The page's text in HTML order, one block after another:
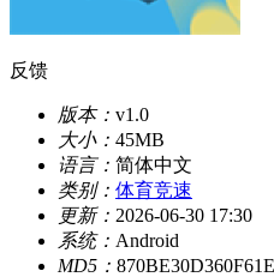
反馈
版本： v1.0
大小： 45MB
语言： 简体中文
类别： 体育竞速
更新： 2026-06-30 17:30
系统： Android
MD5：